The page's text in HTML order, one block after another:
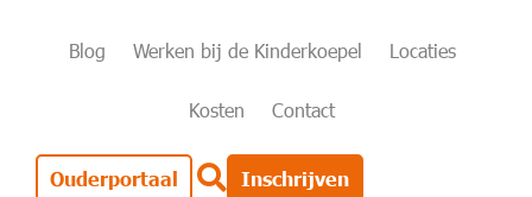
Blog Werken bij de Kinderkoepel Locaties
Kosten Contact
Ouderportaal Inschrijven